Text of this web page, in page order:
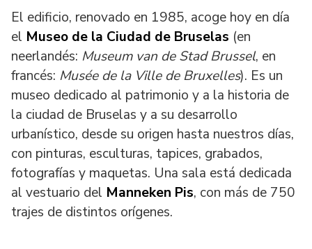
El edificio, renovado en 1985, acoge hoy en día
el Museo de la Ciudad de Bruselas (en
neerlandés: Museum van de Stad Brussel, en
francés: Musée de la Ville de Bruxelles). Es un
museo dedicado al patrimonio y a la historia de
la ciudad de Bruselas y a su desarrollo
urbanístico, desde su origen hasta nuestros días,
con pinturas, esculturas, tapices, grabados,
fotografías y maquetas. Una sala está dedicada
al vestuario del Manneken Pis, con más de 750
trajes de distintos orígenes.